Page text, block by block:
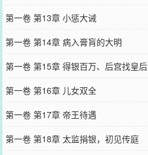
第一卷 第13章 小惩大诫
第一卷 第14章 病入膏肓的大明
第一卷 第15章 得银百万、后宫找皇后
第一卷 第16章 儿女双全
第一卷 第17章 帝王待遇
第一卷 第18章 太监捐银，初见传庭